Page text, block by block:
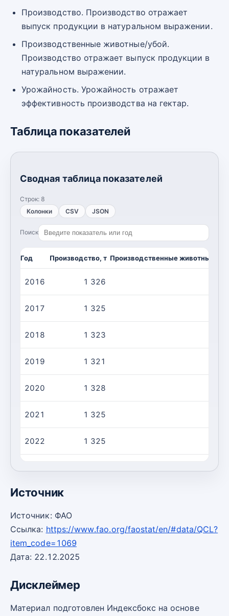
Производство. Производство отражает
выпуск продукции в натуральном выражении.
Производственные животные/убой.
Производство отражает выпуск продукции в
натуральном выражении.
Урожайность. Урожайность отражает
эффективность производства на гектар.
Таблица показателей
Сводная таблица показателей
Строк: 8
Колонки
CSV JSON
Поиск
Год Производство, т Производственные животные/
2016 1 326
2017 1 325
2018 1 323
2019 1 321
2020 1 328
2021 1 325
2022 1 325
Источник
Источник: ФАО
Ссылка: https://www.fao.org/faostat/en/#data/QCL?
item_code=1069
Дата: 22.12.2025
Дисклеймер
Материал подготовлен Индексбокс на основе